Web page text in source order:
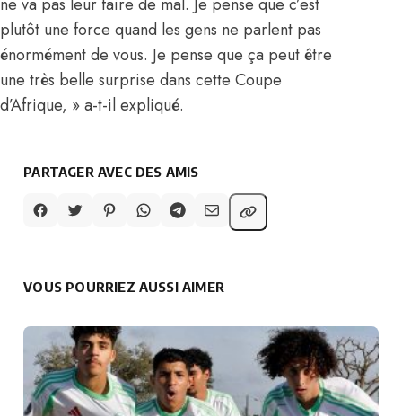
plutôt une force quand les gens ne parlent pas
énormément de vous. Je pense que ça peut être
une très belle surprise dans cette Coupe
d’Afrique, » a-t-il expliqué.
PARTAGER AVEC DES AMIS
VOUS POURRIEZ AUSSI AIMER